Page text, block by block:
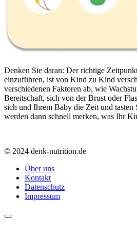
Denken Sie daran: Der richtige
einzuführen, ist von Kind zu Kind
verschiedenen Faktoren ab, wie
Bereitschaft, sich von der Brust oder
sich und Ihrem Baby die Zeit und tasten
werden dann schnell merken, was Ihr
© 2024 denk-nutrition.de
Über uns
Kontakt
Datenschutz
Impressum